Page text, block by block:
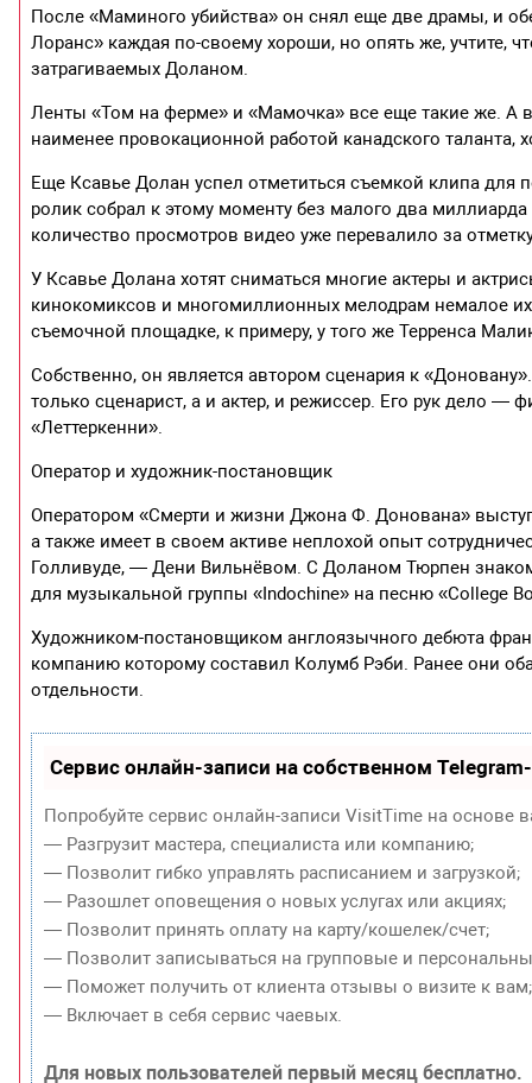
После «Маминого убийства» он снял еще две драмы, и
Лоранс» каждая по-своему хороши, но опять же, учтите,
затрагиваемых Доланом.
Ленты «Том на ферме» и «Мамочка» все еще такие же. А
наименее провокационной работой канадского таланта,
Еще Ксавье Долан успел отметиться съемкой клипа для
ролик собрал к этому моменту без малого два
количество просмотров видео уже перевалило за
У Ксавье Долана хотят сниматься многие актеры и
кинокомиксов и многомиллионных мелодрам немалое
съемочной площадке, к примеру, у того же Терренса
Собственно, он является автором сценария к
только сценарист, а и актер, и режиссер. Его рук дело
«Леттеркенни».
Оператор и художник-постановщик
Оператором «Смерти и жизни Джона Ф. Донована»
а также имеет в своем активе неплохой опыт
Голливуде, — Дени Вильнёвом. С Доланом Тюрпен
для музыкальной группы «Indochine» на песню «College
Художником-постановщиком англоязычного дебюта
компанию которому составил Колумб Рэби. Ранее они
отдельности.
Сервис онлайн-записи на собственном
Попробуйте сервис онлайн-записи VisitTime на основе
— Разгрузит мастера, специалиста или компанию;
— Позволит гибко управлять расписанием и загрузкой;
— Разошлет оповещения о новых услугах или акциях;
— Позволит принять оплату на карту/кошелек/счет;
— Позволит записываться на групповые и
— Поможет получить от клиента отзывы о визите к вам;
— Включает в себя сервис чаевых.
Для новых пользователей первый месяц бесплатно.